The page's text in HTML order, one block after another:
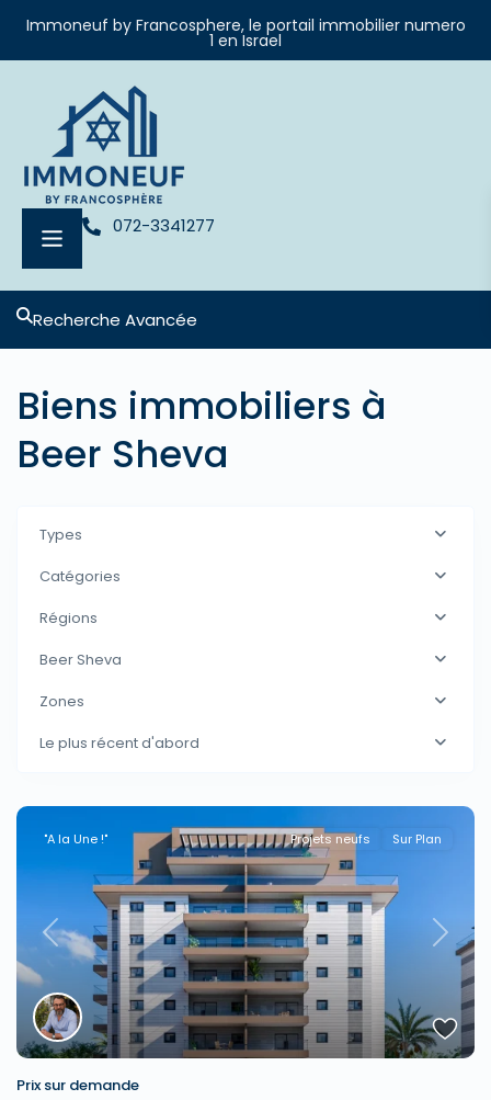
Immoneuf by Francosphere, le portail immobilier numero
1 en Israel
072-3341277
Recherche Avancée
Biens immobiliers à
Beer Sheva
Types
Catégories
Régions
Beer Sheva
Zones
Le plus récent d'abord
Previous Next
"A la Une !" Projets neufs Sur Plan
Prix sur demande